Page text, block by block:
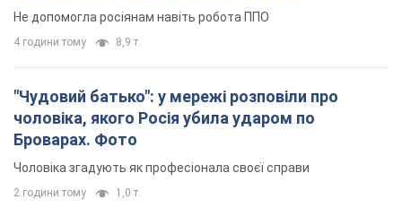
Не допомогла росіянам навіть робота ППО
4 години тому 8,9 т.
"Чудовий батько": у мережі розповіли про
чоловіка, якого Росія убила ударом по
Броварах. Фото
Чоловіка згадують як професіонала своєї справи
2 години тому 1,0 т.